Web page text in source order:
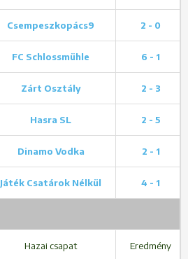
Csempeszkopács9 2 - 0
FC Schlossmühle 6 - 1
Zárt Osztály 2 - 3
Hasra SL 2 - 5
Dinamo Vodka 2 - 1
Játék Csatárok Nélkül 4 - 1
Hazai csapat Eredmény